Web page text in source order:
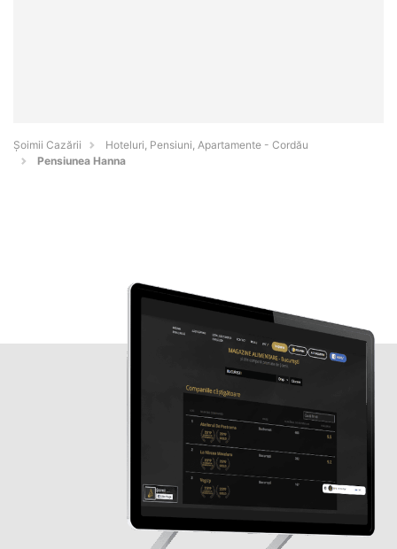
Șoimii Cazării
Hoteluri, Pensiuni, Apartamente - Cordău
Pensiunea Hanna